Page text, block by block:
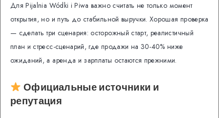
Для Pijalnia Wódki i Piwa важно считать не только момент
открытия, но и путь до стабильной выручки. Хорошая проверка
— сделать три сценария: осторожный старт, реалистичный
план и стресс-сценарий, где продажи на 30-40% ниже
ожиданий, а аренда и зарплаты остаются прежними.
Официальные источники и
репутация